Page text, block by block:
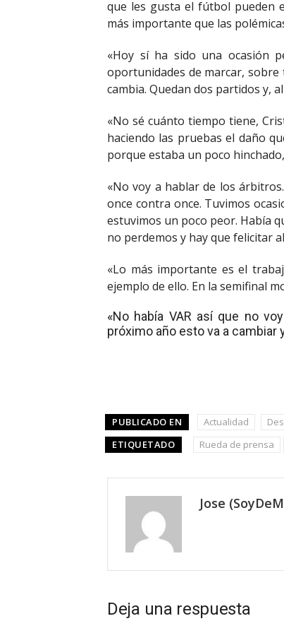
que les gusta el fútbol pueden
más importante que las
«Hoy sí ha sido una ocasión
oportunidades de marcar,
cambia. Quedan dos partidos y,
«No sé cuánto tiempo tiene,
haciendo las pruebas el daño
porque estaba un poco
«No voy a hablar de los
once contra once. Tuvimos
estuvimos un poco peor. Había
no perdemos y hay que felicitar
«Lo más importante es el
ejemplo de ello. En la semifinal
«No había VAR así que no
próximo año esto va a cambiar
PUBLICADO EN Actualidad
ETIQUETADO
Rueda de prensa
Jose
Deja una respuesta